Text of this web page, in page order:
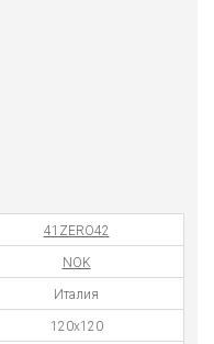
41ZERO42
NOK
Италия
120х120